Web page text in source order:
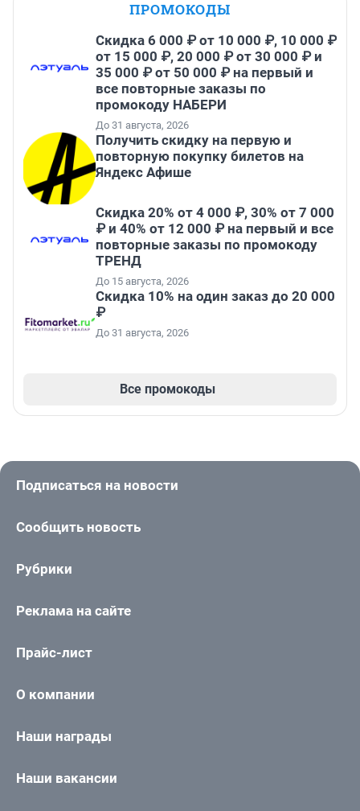
ПРОМОКОДЫ
Скидка 6 000 ₽ от 10 000 ₽, 10 000 ₽
от 15 000 ₽, 20 000 ₽ от 30 000 ₽ и
35 000 ₽ от 50 000 ₽ на первый и
все повторные заказы по
промокоду НАБЕРИ
До 31 августа, 2026
Получить скидку на первую и
повторную покупку билетов на
Яндекс Афише
Скидка 20% от 4 000 ₽, 30% от 7 000
₽ и 40% от 12 000 ₽ на первый и все
повторные заказы по промокоду
ТРЕНД
До 15 августа, 2026
Скидка 10% на один заказ до 20 000
₽
До 31 августа, 2026
Все промокоды
Подписаться на новости
Сообщить новость
Рубрики
Реклама на сайте
Прайс-лист
О компании
Наши награды
Наши вакансии